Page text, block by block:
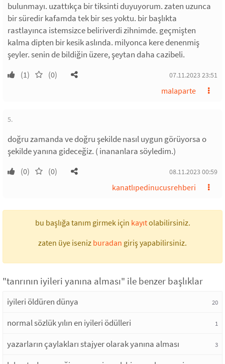
bulunmayı. uzattıkça bir tiksinti duyuyorum. zaten uzunca
bir süredir kafamda tek bir ses yoktu. bir başlıkta
rastlayınca istemsizce beliriverdi zihnimde. geçmişten
kalma dipten bir kesik aslında. milyonca kere denenmiş
şeyler. senin de bildiğin üzere, şeytan daha cazibeli.
(1) (0) 07.11.2023 23:51
malaparte
5.
doğru zamanda ve doğru şekilde nasıl uygun görüyorsa o
şekilde yanına gideceğiz. ( inananlara söyledim.)
(0) (0) 08.11.2023 00:59
kanatlıpedinucusrehberi
bu başlığa tanım girmek için kayıtolabilirsiniz.
zaten üye iseniz buradan giriş yapabilirsiniz.
"tanrının iyileri yanına alması" ile benzer başlıklar
iyileri öldüren dünya 20
normal sözlük yılın en iyileri ödülleri 1
yazarların çaylakları stajyer olarak yanına alması 3